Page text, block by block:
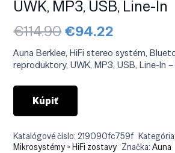
UWK, MP3, USB, Line-In
€114.90Pôvodná
cena
bola:
€114.90.
€94.22
je:
€94.22.
Auna Berklee, HiFi stereo systém,
reproduktory, UWK, MP3, USB, Line-In
Kúpiť
Katalógové číslo:219090fc759f
Mikrosystémy > HiFi zostavy Značka:Auna